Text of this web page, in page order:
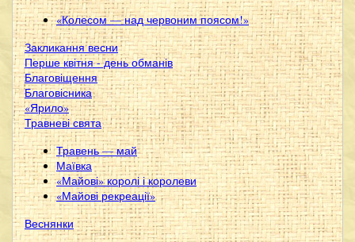
«Колесом — над червоним поясом!»
Закликання весни
Перше квітня - день обманів
Благовіщення
Благовісника
«Ярило»
Травневі свята
Травень — май
Маївка
«Майові» королі і королеви
«Майові рекреації»
Веснянки